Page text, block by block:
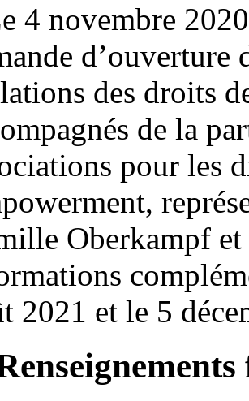
4 novembre
d’ouverture
des droits
de la
pour les
Oberkampf
2021 et le 5